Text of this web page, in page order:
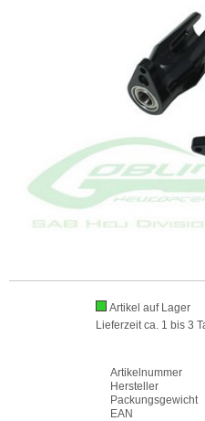
Artikel auf Lager
Lieferzeit ca. 1 bis 3
Artikelnummer
Hersteller
Packungsgewicht
EAN